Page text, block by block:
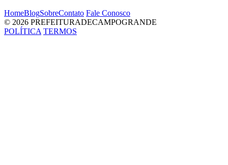
HomeBlogSobreContato Fale Conosco
© 2026 PREFEITURADECAMPOGRANDE
POLÍTICA TERMOS